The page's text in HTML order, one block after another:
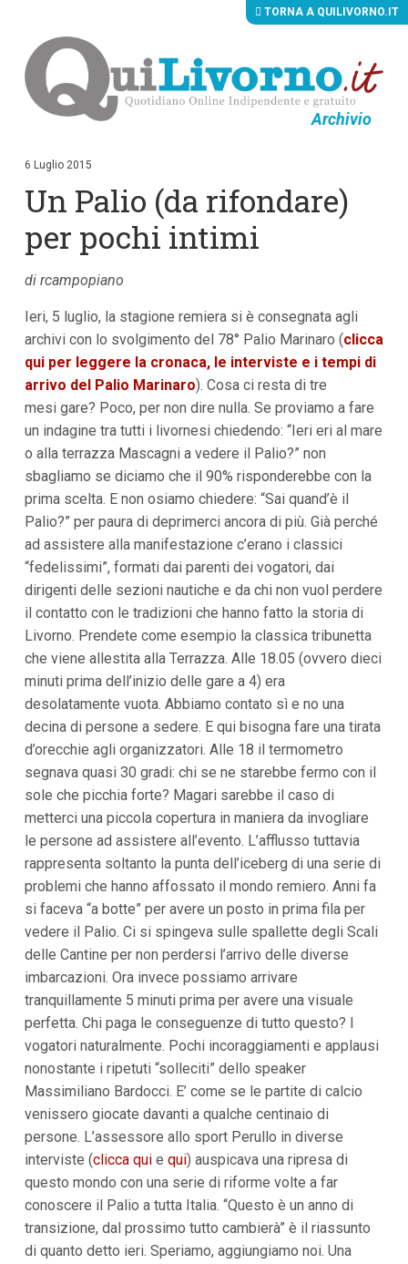
Archivio
i
i
c
n
t
n
t
p
r
n
c
p
a
i
V
a
a
l
e
n
P
r
n
c
p
a
e
V
i
f
o
n
o
TORNA A QUILIVORNO.IT
6 Luglio 2015
Un Palio (da rifondare)
per pochi intimi
di rcampopiano
Ieri, 5 luglio, la stagione remiera si è consegnata agli
archivi con lo svolgimento del 78° Palio Marinaro (clicca
qui per leggere la cronaca, le interviste e i tempi di
arrivo del Palio Marinaro). Cosa ci resta di tre
mesi gare? Poco, per non dire nulla. Se proviamo a fare
un indagine tra tutti i livornesi chiedendo: “Ieri eri al mare
o alla terrazza Mascagni a vedere il Palio?” non
sbagliamo se diciamo che il 90% risponderebbe con la
prima scelta. E non osiamo chiedere: “Sai quand’è il
Palio?” per paura di deprimerci ancora di più. Già perché
ad assistere alla manifestazione c’erano i classici
“fedelissimi”, formati dai parenti dei vogatori, dai
dirigenti delle sezioni nautiche e da chi non vuol perdere
il contatto con le tradizioni che hanno fatto la storia di
Livorno. Prendete come esempio la classica tribunetta
che viene allestita alla Terrazza. Alle 18.05 (ovvero dieci
minuti prima dell’inizio delle gare a 4) era
desolatamente vuota. Abbiamo contato sì e no una
decina di persone a sedere. E qui bisogna fare una tirata
d’orecchie agli organizzatori. Alle 18 il termometro
segnava quasi 30 gradi: chi se ne starebbe fermo con il
sole che picchia forte? Magari sarebbe il caso di
metterci una piccola copertura in maniera da invogliare
le persone ad assistere all’evento. L’afflusso tuttavia
rappresenta soltanto la punta dell’iceberg di una serie di
problemi che hanno affossato il mondo remiero. Anni fa
si faceva “a botte” per avere un posto in prima fila per
vedere il Palio. Ci si spingeva sulle spallette degli Scali
delle Cantine per non perdersi l’arrivo delle diverse
imbarcazioni. Ora invece possiamo arrivare
tranquillamente 5 minuti prima per avere una visuale
perfetta. Chi paga le conseguenze di tutto questo? I
vogatori naturalmente. Pochi incoraggiamenti e applausi
nonostante i ripetuti “solleciti” dello speaker
Massimiliano Bardocci. E’ come se le partite di calcio
venissero giocate davanti a qualche centinaio di
persone. L’assessore allo sport Perullo in diverse
interviste (clicca qui e qui) auspicava una ripresa di
questo mondo con una serie di riforme volte a far
conoscere il Palio a tutta Italia. “Questo è un anno di
transizione, dal prossimo tutto cambierà” è il riassunto
di quanto detto ieri. Speriamo, aggiungiamo noi. Una